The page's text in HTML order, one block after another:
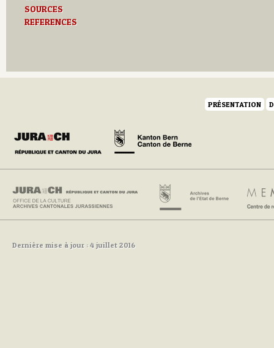
SOURCES
REFERENCES
PRÉSENTATION
Dernière mise à jour : 4 juillet 2016